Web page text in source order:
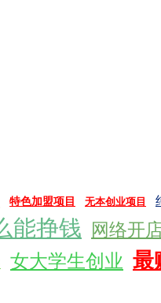
特色加盟项目 无本创业项目
能挣钱 网络开
女大学生创业 最